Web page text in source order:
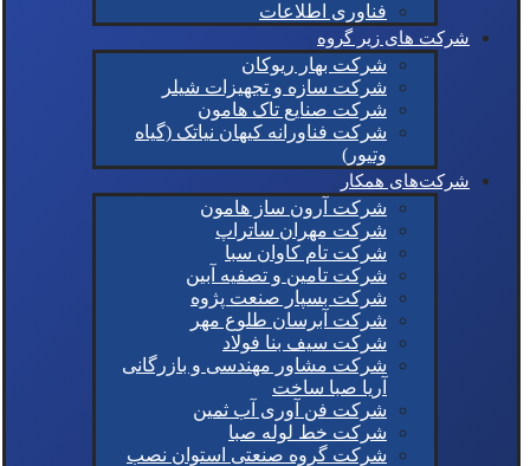
فناوری اطلاعات
شرکت های زیر گروه
شرکت بهار ریوکان
شرکت سازه و تجهیزات شیلر
شرکت صنایع تاک هامون
شرکت فناورانه کیهان نیاتک (گیاه
وتیور)
شرکت‌های همکار
شرکت آرون ساز هامون
شرکت مهران ساتراپ
شرکت تام کاوان سبا
شرکت تامین و تصفیه آبین
شرکت بسپار صنعت پژوه
شرکت آبرسان طلوع مهر
شرکت سیف بنا فولاد
شرکت مشاور مهندسی و بازرگانی
آریا صبا ساخت
شرکت فن آوری آب ثمین
شرکت خط لوله صبا
شرکت گروه صنعتی استوان نصب